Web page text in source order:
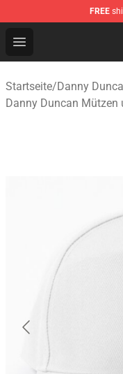
FREE
Open menu
Danny Duncan
Startseite/Danny
Danny Duncan Mützen